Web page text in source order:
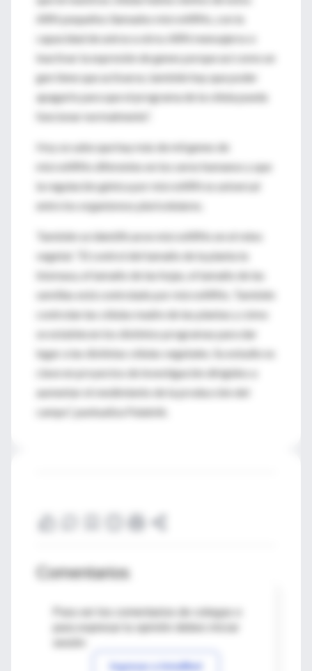
ARN pequeños llamados microARNs, con la
capacidad de unirse a otros ARN mensajeros e
inactivar la expresión de genes porque así como un
gen tiene que activarse, también hay que poder
apagarlo para que el programa de la célula pueda
funcionar normalmente”.
Hoy se sabe que hay más de mil genes de
microARNs diferentes en los seres humanos y que
la regulación génica por microARN es universal
entre los organismos pluricelulares.
También se identificaron microARNs en el reino
vegetal. “El control del tamaño de la planta la
biomasa, el tamaño de las hojas, el tamaño de las
semillas está controlado por microARNs. También
controlan las células madre de las plantas y cómo
se establecen los distintos programas para dar
lugar a las distintas células vegetales. Su estudio es
clave en proyectos de investigación dirigidos a
aumentar el rendimiento de la producción del
campo”, puntualiza Palatnik.
Comentarios
Para ver los comentarios de colegas o
Ingresar a IntraMed